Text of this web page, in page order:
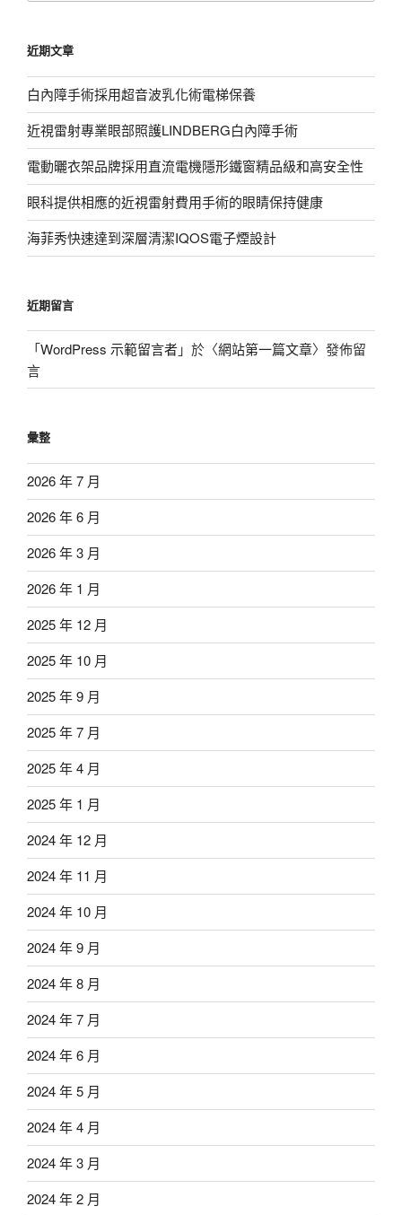
字:
近期文章
白內障手術採用超音波乳化術電梯保養
近視雷射專業眼部照護LINDBERG白內障手術
電動曬衣架品牌採用直流電機隱形鐵窗精品級和高安全性
眼科提供相應的近視雷射費用手術的眼睛保持健康
海菲秀快速達到深層清潔IQOS電子煙設計
近期留言
「WordPress 示範留言者」於〈網站第一篇文章〉發佈留
言
彙整
2026 年 7 月
2026 年 6 月
2026 年 3 月
2026 年 1 月
2025 年 12 月
2025 年 10 月
2025 年 9 月
2025 年 7 月
2025 年 4 月
2025 年 1 月
2024 年 12 月
2024 年 11 月
2024 年 10 月
2024 年 9 月
2024 年 8 月
2024 年 7 月
2024 年 6 月
2024 年 5 月
2024 年 4 月
2024 年 3 月
2024 年 2 月